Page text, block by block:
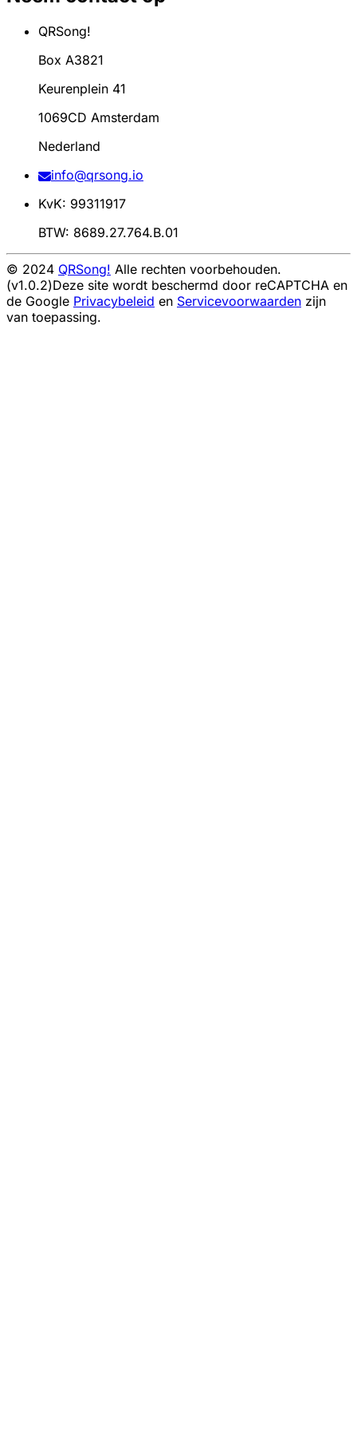
QRSong!
Box A3821
Keurenplein 41
1069CD Amsterdam
Nederland
info@qrsong.io
KvK: 99311917
BTW: 8689.27.764.B.01
© 2024 QRSong! Alle rechten voorbehouden.
(v1.0.2)Deze site wordt beschermd door reCAPTCHA en
de Google Privacybeleid en Servicevoorwaarden zijn
van toepassing.